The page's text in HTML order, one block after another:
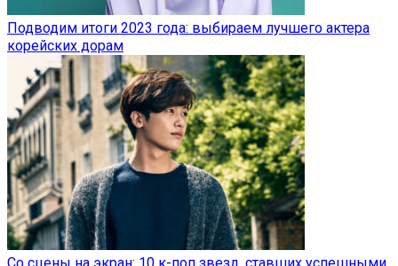
Подводим итоги 2023 года: выбираем лучшего актера
корейских дорам